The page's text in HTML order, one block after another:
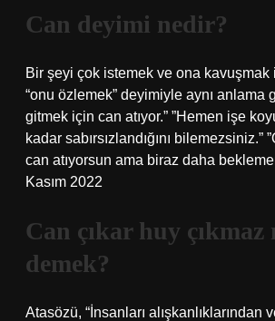
Can deyimi nedir?
Bir şeyi çok istemek ve ona kavuşmak
“onu özlemek” deyimiyle aynı anlama
gitmek için can atıyor.” ”Hemen işe
kadar sabırsızlandığını bilemezsiniz.”
can atıyorsun ama biraz daha
Kasım 2022
Can çıkar huy çıkmaz
demek?
Atasözü, “İnsanları alışkanlıklarından